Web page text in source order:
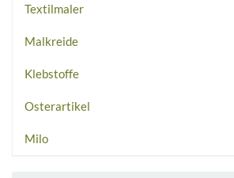
Textilmaler
Malkreide
Klebstoffe
Osterartikel
Milo